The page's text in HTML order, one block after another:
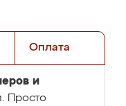
Оплата
и
Просто